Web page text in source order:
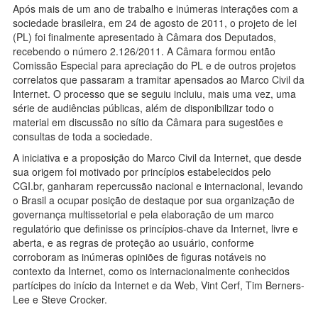
Após mais de um ano de trabalho e inúmeras interações com a
sociedade brasileira, em 24 de agosto de 2011, o projeto de lei
(PL) foi finalmente apresentado à Câmara dos Deputados,
recebendo o número 2.126/2011. A Câmara formou então
Comissão Especial para apreciação do PL e de outros projetos
correlatos que passaram a tramitar apensados ao Marco Civil da
Internet. O processo que se seguiu incluiu, mais uma vez, uma
série de audiências públicas, além de disponibilizar todo o
material em discussão no sítio da Câmara para sugestões e
consultas de toda a sociedade.
A iniciativa e a proposição do Marco Civil da Internet, que desde
sua origem foi motivado por princípios estabelecidos pelo
CGI.br, ganharam repercussão nacional e internacional, levando
o Brasil a ocupar posição de destaque por sua organização de
governança multissetorial e pela elaboração de um marco
regulatório que definisse os princípios-chave da Internet, livre e
aberta, e as regras de proteção ao usuário, conforme
corroboram as inúmeras opiniões de figuras notáveis no
contexto da Internet, como os internacionalmente conhecidos
partícipes do início da Internet e da Web, Vint Cerf, Tim Berners-
Lee e Steve Crocker.